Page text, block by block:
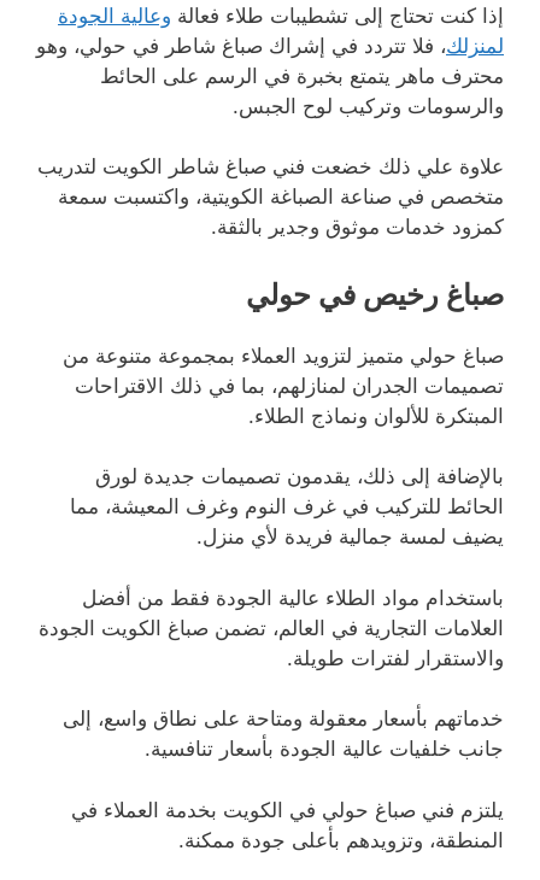
إذا كنت تحتاج إلى تشطيبات طلاء فعالة وعالية الجودة
لمنزلك، فلا تتردد في إشراك صباغ شاطر في حولي، وهو
محترف ماهر يتمتع بخبرة في الرسم على الحائط
والرسومات وتركيب لوح الجبس.
علاوة علي ذلك خضعت فني صباغ شاطر الكويت لتدريب
متخصص في صناعة الصباغة الكويتية، واكتسبت سمعة
كمزود خدمات موثوق وجدير بالثقة.
صباغ رخيص في حولي
صباغ حولي متميز لتزويد العملاء بمجموعة متنوعة من
تصميمات الجدران لمنازلهم، بما في ذلك الاقتراحات
المبتكرة للألوان ونماذج الطلاء.
بالإضافة إلى ذلك، يقدمون تصميمات جديدة لورق
الحائط للتركيب في غرف النوم وغرف المعيشة، مما
يضيف لمسة جمالية فريدة لأي منزل.
باستخدام مواد الطلاء عالية الجودة فقط من أفضل
العلامات التجارية في العالم، تضمن صباغ الكويت الجودة
والاستقرار لفترات طويلة.
خدماتهم بأسعار معقولة ومتاحة على نطاق واسع، إلى
جانب خلفيات عالية الجودة بأسعار تنافسية.
يلتزم فني صباغ حولي في الكويت بخدمة العملاء في
المنطقة، وتزويدهم بأعلى جودة ممكنة.